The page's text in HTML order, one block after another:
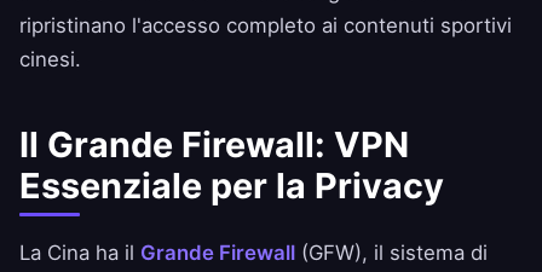
ripristinano l'accesso completo ai contenuti sportivi
cinesi.
Il Grande Firewall: VPN
Essenziale per la Privacy
La Cina ha il Grande Firewall (GFW), il sistema di